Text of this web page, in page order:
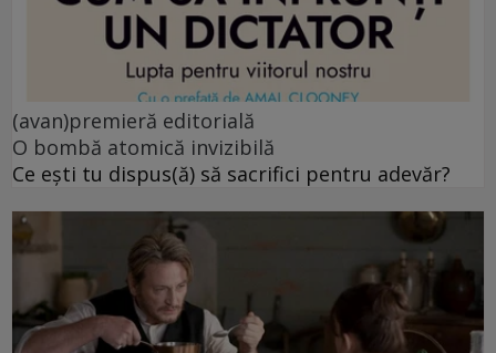
(avan)premieră editorială
O bombă atomică invizibilă
Ce ești tu dispus(ă) să sacrifici pentru adevăr?